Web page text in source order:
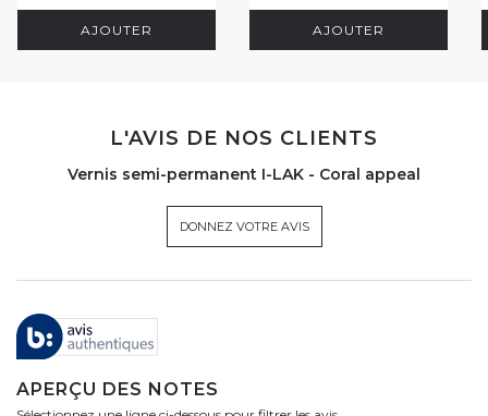
AJOUTER AJOUTER
L'AVIS DE NOS CLIENTS
Vernis semi-permanent I-LAK - Coral appeal
DONNEZ VOTRE AVIS
APERÇU DES NOTES